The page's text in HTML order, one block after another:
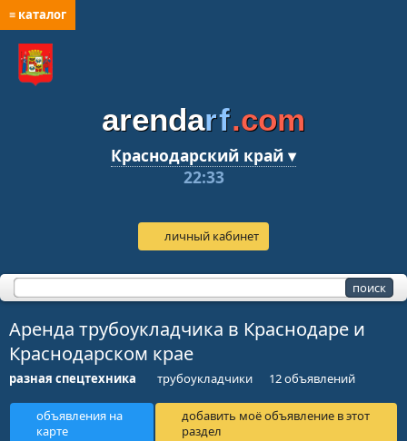
≡ каталог
arendarf.com
Краснодарский край ▾
22:33
личный кабинет
Аренда трубоукладчика в Краснодаре и
Краснодарском крае
разная спецтехника трубоукладчики 12 объявлений
объявления на
карте
добавить моё объявление в этот
раздел